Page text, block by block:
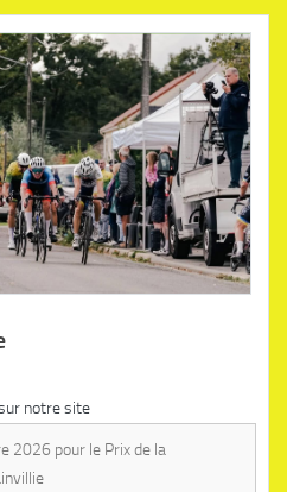
notre site
2026 pour le Prix de la